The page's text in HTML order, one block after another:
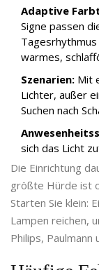
Adaptive
Signe passen
warmes,
Szenarien: Mit
Lichter, außer
Suchen nach
sich das Licht
Die Einrichtung
größte Hürde ist
Starten Sie klein:
Lampen reichen,
Philips,